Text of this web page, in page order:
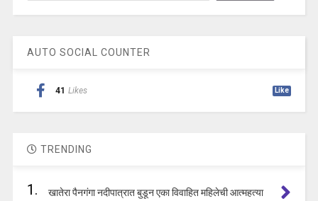
AUTO SOCIAL COUNTER
41 Likes Like
TRENDING
1. खातेरा पैनगंगा नदीपात्रात बुडून एका विवाहित महिलेची आत्महत्या